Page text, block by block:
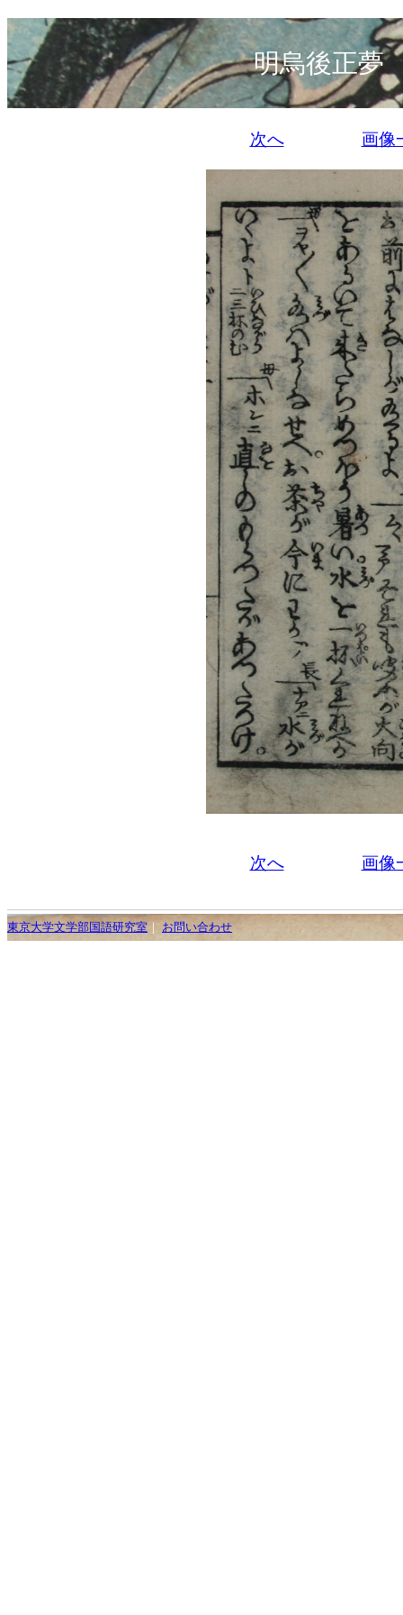
明烏後正
次へ 画像
次へ 画像
東京大学文学部国語研究室 お問い合わせ